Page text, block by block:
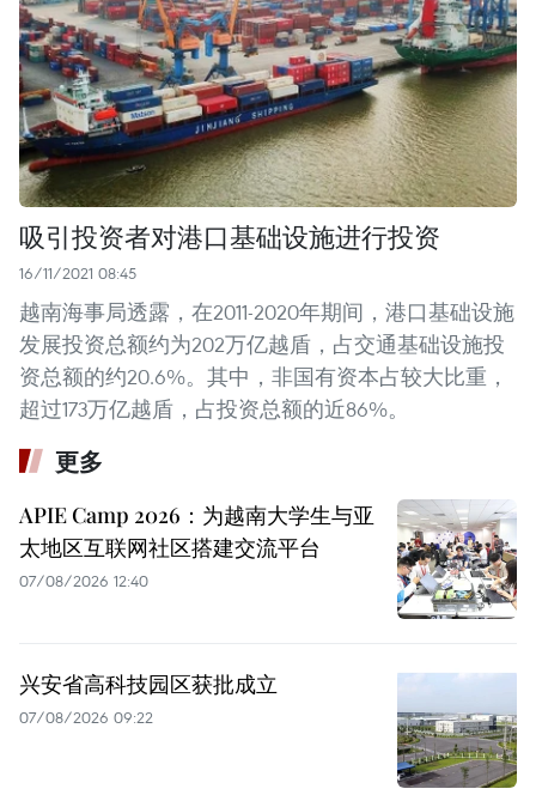
吸引投资者对港口基础设施进行投资
16/11/2021 08:45
越南海事局透露，在2011-2020年期间，港口基础设施
发展投资总额约为202万亿越盾，占交通基础设施投
资总额的约20.6%。其中，非国有资本占较大比重，
超过173万亿越盾，占投资总额的近86%。
更多
APIE Camp 2026：为越南大学生与亚
太地区互联网社区搭建交流平台
07/08/2026 12:40
兴安省高科技园区获批成立
07/08/2026 09:22